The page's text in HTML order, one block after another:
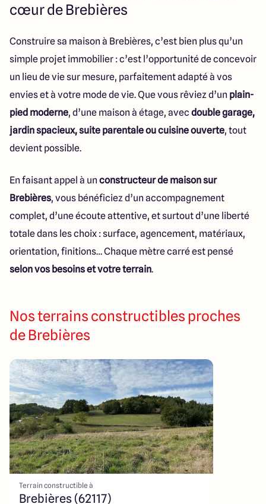
cœur de Brebières
Construire sa maison à Brebières, c’est bien plus qu’un
simple projet immobilier : c’est l’opportunité de concevoir
un lieu de vie sur mesure, parfaitement adapté à vos
envies et à votre mode de vie. Que vous rêviez d’un plain-
pied moderne, d’une maison à étage, avec double garage,
jardin spacieux, suite parentale ou cuisine ouverte, tout
devient possible.
En faisant appel à un constructeur de maison sur
Brebières, vous bénéficiez d’un accompagnement
complet, d’une écoute attentive, et surtout d’une liberté
totale dans les choix : surface, agencement, matériaux,
orientation, finitions… Chaque mètre carré est pensé
selon vos besoins et votre terrain.
Nos terrains constructibles proches
de Brebières
Terrain constructible à
Brebières (62117)